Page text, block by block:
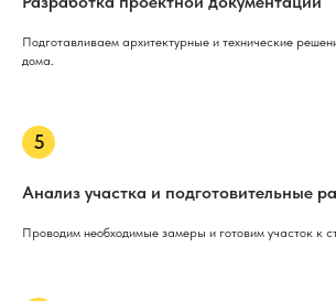
Подготавливаем архитектурные и технические
дома.
Анализ участка и подготовительные
Проводим необходимые замеры и готовим участок к